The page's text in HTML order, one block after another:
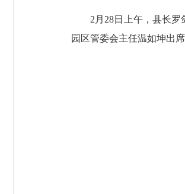
2月28日上午，县长罗剑
园区管委会主任温如坤出